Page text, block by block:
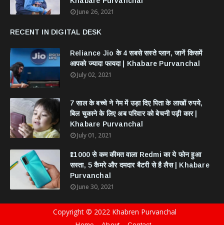
June 26, 2021
RECENT IN DIGITAL DESK
Reliance Jio के 4 सबसे सस्ते प्लान, जानें किसमें
आपको ज्यादा फायदा | Khabare Purvanchal
July 02, 2021
7 साल के बच्चे ने गेम में उड़ा दिए पिता के लाखों रुपये,
बिल चुकाने के लिए अब परिवार को बेचनी पड़ी कार |
Khabare Purvanchal
July 01, 2021
₹11000 से कम कीमत वाला Redmi का ये फोन हुआ
सस्ता, 5 कैमरे और दमदार बैटरी से है लैस | Khabare
Purvanchal
June 30, 2021
Copyright © 2022 Khabren Purvanchal